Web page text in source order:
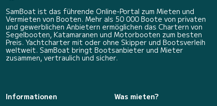
SamBoat ist das führende Online-Portal zum Mieten und
Vermieten von Booten. Mehr als 50 000 Boote von privaten
und gewerblichen Anbietern ermöglichen das Chartern von
Segelbooten, Katamaranen und Motorbooten zum besten
Preis. Yachtcharter mit oder ohne Skipper und Bootsverleih
weltweit. SamBoat bringt Bootsanbieter und Mieter
zusammen, vertraulich und sicher.
Informationen
Was mieten?